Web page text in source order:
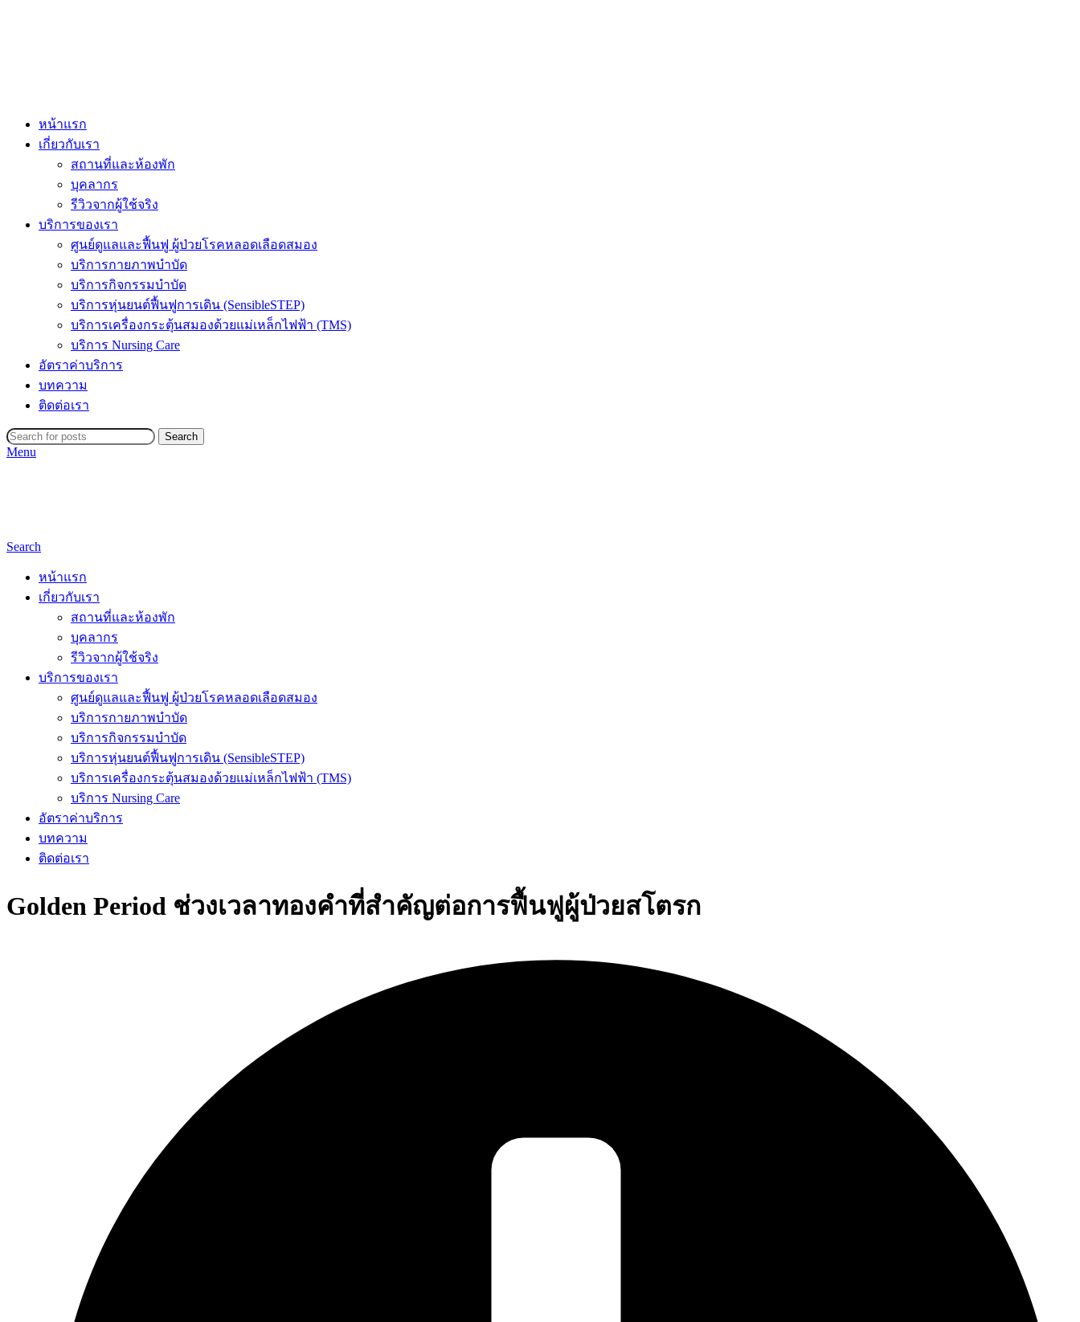
หน้าแรก
เกี่ยวกับเรา
สถานที่และห้องพัก
บุคลากร
รีวิวจากผู้ใช้จริง
บริการของเรา
ศูนย์ดูแลและฟื้นฟู ผู้ป่วยโรคหลอดเลือดสมอง
บริการกายภาพบำบัด
บริการกิจกรรมบำบัด
บริการหุ่นยนต์ฟื้นฟูการเดิน (SensibleSTEP)
บริการเครื่องกระตุ้นสมองด้วยแม่เหล็กไฟฟ้า (TMS)
บริการ Nursing Care
อัตราค่าบริการ
บทความ
ติดต่อเรา
Search
Menu
Search
หน้าแรก
เกี่ยวกับเรา
สถานที่และห้องพัก
บุคลากร
รีวิวจากผู้ใช้จริง
บริการของเรา
ศูนย์ดูแลและฟื้นฟู ผู้ป่วยโรคหลอดเลือดสมอง
บริการกายภาพบำบัด
บริการกิจกรรมบำบัด
บริการหุ่นยนต์ฟื้นฟูการเดิน (SensibleSTEP)
บริการเครื่องกระตุ้นสมองด้วยแม่เหล็กไฟฟ้า (TMS)
บริการ Nursing Care
อัตราค่าบริการ
บทความ
ติดต่อเรา
Golden Period ช่วงเวลาทองคำที่สำคัญต่อการฟื้นฟูผู้ป่วยสโตรก